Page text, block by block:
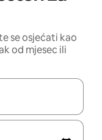
se osjećati kao
od mjesec ili
ćete ih pregledati